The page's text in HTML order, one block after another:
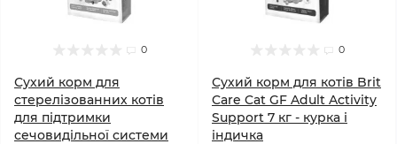
0
Сухий корм для
стерелізованних котів
для підтримки
сечовидільної системи
0
Сухий корм для котів Brit
Care Cat GF Adult Activity
Support 7 кг - курка і
індичка